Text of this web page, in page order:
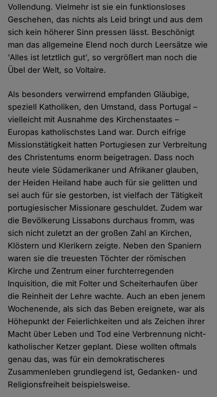
Vollendung. Vielmehr ist sie ein funktionsloses
Geschehen, das nichts als Leid bringt und aus dem
sich kein höherer Sinn pressen lässt. Beschönigt
man das allgemeine Elend noch durch Leersätze wie
'Alles ist letztlich gut', so vergrößert man noch die
Übel der Welt, so Voltaire.
Als besonders verwirrend empfanden Gläubige,
speziell Katholiken, den Umstand, dass Portugal –
vielleicht mit Ausnahme des Kirchenstaates –
Europas katholischstes Land war. Durch eifrige
Missionstätigkeit hatten Portugiesen zur Verbreitung
des Christentums enorm beigetragen. Dass noch
heute viele Südamerikaner und Afrikaner glauben,
der Heiden Heiland habe auch für sie gelitten und
sei auch für sie gestorben, ist vielfach der Tätigkeit
portugiesischer Missionare geschuldet. Zudem war
die Bevölkerung Lissabons durchaus fromm, was
sich nicht zuletzt an der großen Zahl an Kirchen,
Klöstern und Klerikern zeigte. Neben den Spaniern
waren sie die treuesten Töchter der römischen
Kirche und Zentrum einer furchterregenden
Inquisition, die mit Folter und Scheiterhaufen über
die Reinheit der Lehre wachte. Auch an eben jenem
Wochenende, als sich das Beben ereignete, war als
Höhepunkt der Feierlichkeiten und als Zeichen ihrer
Macht über Leben und Tod eine Verbrennung nicht-
katholischer Ketzer geplant. Diese wollten oftmals
genau das, was für ein demokratischeres
Zusammenleben grundlegend ist, Gedanken- und
Religionsfreiheit beispielsweise.